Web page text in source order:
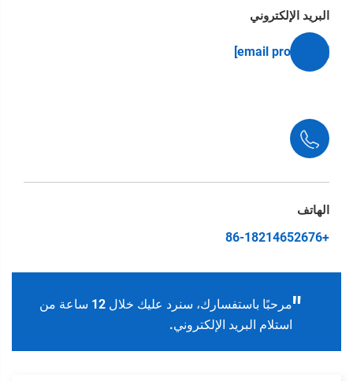
البريد الإلكتروني
[email protected]
الهاتف
+86-18214652676
"
مرحبًا باستفسارك، سنرد عليك خلال 12 ساعة من
استلام البريد الإلكتروني.